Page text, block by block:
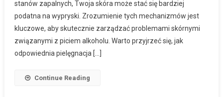
stanów zapalnych, Twoja skóra może stać się bardziej
podatna na wypryski. Zrozumienie tych mechanizmów jest
kluczowe, aby skutecznie zarządzać problemami skórnymi
związanymi z piciem alkoholu. Warto przyjrzeć się, jak
odpowiednia pielęgnacja […]
Continue Reading